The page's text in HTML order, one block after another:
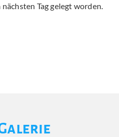
Tag gelegt worden.